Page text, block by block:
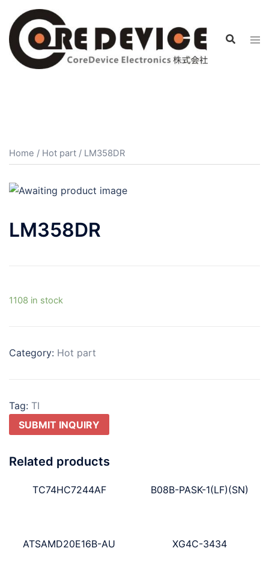
Home / Hot part / LM358DR
LM358DR
1108 in stock
Category: Hot part
Tag: TI
SUBMIT INQUIRY
Related products
TC74HC7244AF B08B-PASK-1(LF)(SN)
ATSAMD20E16B-AU XG4C-3434